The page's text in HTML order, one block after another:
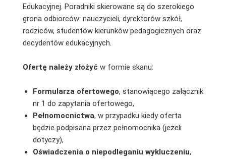
Edukacyjnej. Poradniki skierowane są do szerokiego
grona odbiorców: nauczycieli, dyrektorów szkół,
rodziców, studentów kierunków pedagogicznych oraz
decydentów edukacyjnych.
Ofertę należy złożyć w formie skanu:
Formularza ofertowego, stanowiącego załącznik
nr 1 do zapytania ofertowego,
Pełnomocnictwa, w przypadku kiedy oferta
będzie podpisana przez pełnomocnika (jeżeli
dotyczy),
Oświadczenia o niepodleganiu wykluczeniu,